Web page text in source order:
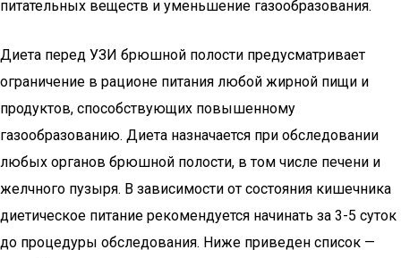
питательных веществ и уменьшение газообразования.
Диета перед УЗИ брюшной полости предусматривает
ограничение в рационе питания любой жирной пищи и
продуктов, способствующих повышенному
газообразованию. Диета назначается при обследовании
любых органов брюшной полости, в том числе печени и
желчного пузыря. В зависимости от состояния кишечника
диетическое питание рекомендуется начинать за 3-5 суток
до процедуры обследования. Ниже приведен список —